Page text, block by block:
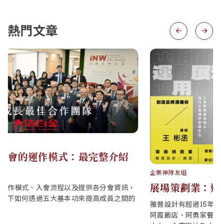
熱門文章
展場策劃業：運用展示設計，創造品牌溝通術
雅普設計有超過15年策展陳列設計、數位印前執行從業經驗，為
阿霞飯店、阿勇家餐飲、上海好味道、新光三越百貨、南紡購物